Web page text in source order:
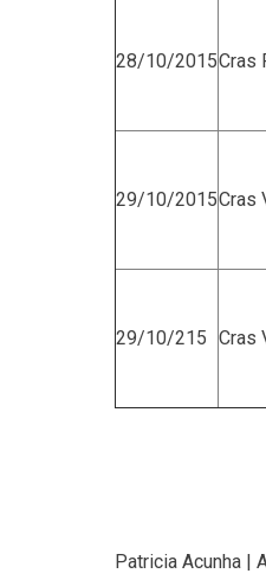
28/10/2015Cras
29/10/2015Cras
29/10/215 Cras
Patricia Acunha |